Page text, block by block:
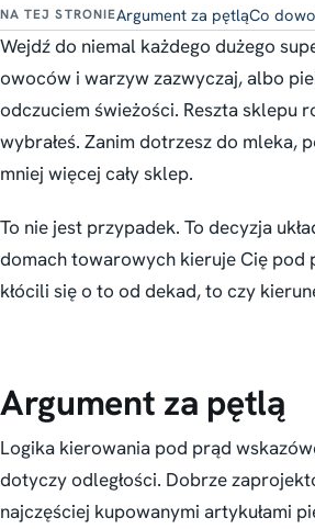
NA TEJ STRONIEArgument za pętląCo
Wejdź do niemal każdego dużego
owoców i warzyw zazwyczaj, albo
odczuciem świeżości. Reszta sklepu
wybrałeś. Zanim dotrzesz do mleka,
mniej więcej cały sklep.
To nie jest przypadek. To decyzja
domach towarowych kieruje Cię pod
kłócili się o to od dekad, to czy
Argument za pętlą
Logika kierowania pod prąd
dotyczy odległości. Dobrze
najczęściej kupowanymi artykułami